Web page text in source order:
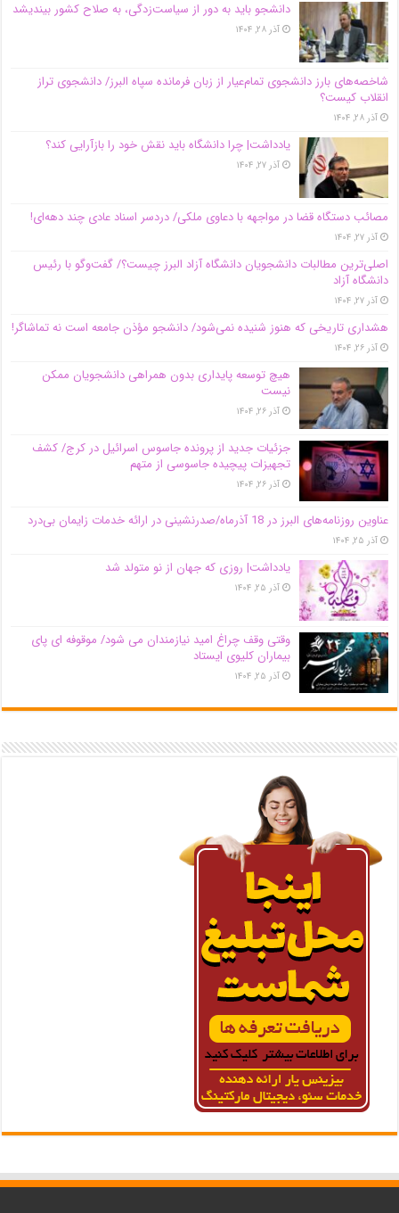
دانشجو باید به دور از سیاست‌زدگی، به صلاح کشور بیندیشد
آذر ۲۸, ۱۴۰۴
شاخصه‌های بارز دانشجوی تمام‌عیار از زبان فرمانده سپاه البرز/ دانشجوی تراز
انقلاب کیست؟
آذر ۲۸, ۱۴۰۴
یادداشت| چرا دانشگاه باید نقش خود را بازآرایی کند؟
آذر ۲۷, ۱۴۰۴
مصائب دستگاه قضا در مواجهه با دعاوی ملکی/ دردسر اسناد عادی چند‌ دهه‌ای!
آذر ۲۷, ۱۴۰۴
اصلی‌ترین مطالبات دانشجویان دانشگاه آزاد البرز چیست؟/ گفت‌وگو با رئیس
دانشگاه آز‌اد
آذر ۲۷, ۱۴۰۴
هشداری تاریخی که هنوز شنیده نمی‌شود/ دانشجو مؤذن جامعه است نه تماشاگر!
آذر ۲۶, ۱۴۰۴
هیچ توسعه پایداری بدون همراهی دانشجویان ممکن
نیست
آذر ۲۶, ۱۴۰۴
جزئیات جدید از پرونده جاسوس اسرائیل در کرج/‌ کشف
تجهیزات پیچیده جاسوسی از متهم
آذر ۲۶, ۱۴۰۴
عناوین روزنامه‌های البرز در ‌18 آذرماه/صدرنشینی در ارائه خدمات زایمان بی‌درد
آذر ۲۵, ۱۴۰۴
یادداشت| روزی که جهان از نو متولد شد
آذر ۲۵, ۱۴۰۴
وقتی وقف چراغ امید نیازمندان می شود/ موقوفه ای پای
بیماران کلیوی ایستاد
آذر ۲۵, ۱۴۰۴